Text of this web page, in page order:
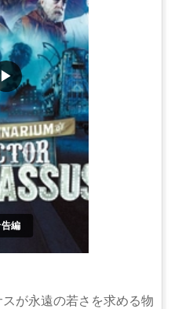
編
▶
スが永遠の若さを求める物